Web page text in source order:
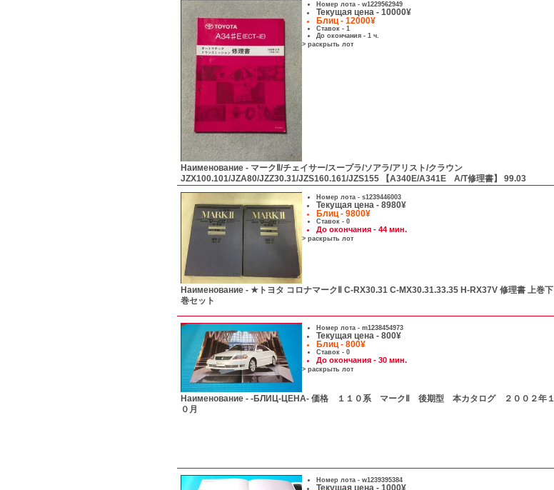
Номер лота - w1229562949
Текущая цена - 10000¥
Блиц - 12000¥
Ставок - 1
До окончания - 1 ч.
> раскрыть лот
Наименование - マークⅡ/チェイサー/スープラ/ソアラ/アリスト/クラウン
JZX100.101/JZA80/JZZ30.31/JZS160.161/JZS155 【A340E/A341E A/T修理書】 99.03
Номер лота - s1239446003
Текущая цена - 8980¥
Блиц - 9800¥
Ставок - 0
До окончания - 44 мин.
> раскрыть лот
Наименование - ★トヨタ コロナマークⅡ C-RX30.31 C-MX30.31.33.35 H-RX37V 修理書 上巻下
巻セット
Номер лота - m1238454973
Текущая цена - 800¥
Блиц - 800¥
Ставок - 0
До окончания - 30 мин.
> раскрыть лот
Наименование - -БЛИЦ-ЦЕНА- 価格 １１０系 マークⅡ 後期型 本カタログ ２００２年１
０月
Номер лота - w1239395384
Текущая цена - 1000¥